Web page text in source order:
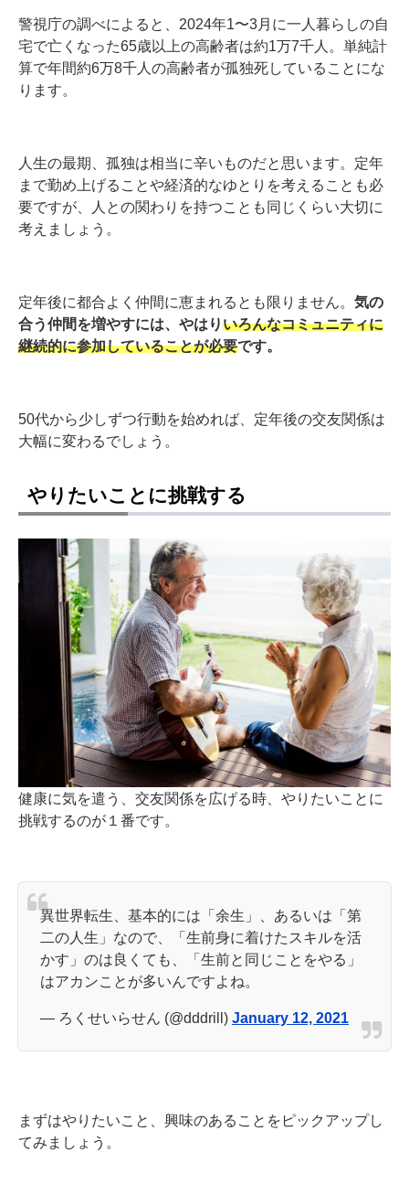
警視庁の調べによると、2024年1〜3月に一人暮らしの自
宅で亡くなった65歳以上の高齢者は約1万7千人。単純計
算で年間約6万8千人の高齢者が孤独死していることにな
ります。
人生の最期、孤独は相当に辛いものだと思います。定年
まで勤め上げることや経済的なゆとりを考えることも必
要ですが、人との関わりを持つことも同じくらい大切に
考えましょう。
定年後に都合よく仲間に恵まれるとも限りません。 気の
合う仲間を増やすには、やはりいろんなコミュニティに
継続的に参加していることが必要です。
50代から少しずつ行動を始めれば、定年後の交友関係は
大幅に変わるでしょう。
やりたいことに挑戦する
健康に気を遣う、交友関係を広げる時、やりたいことに
挑戦するのが１番です。
異世界転生、基本的には「余生」、あるいは「第
二の人生」なので、「生前身に着けたスキルを活
かす」のは良くても、「生前と同じことをやる」
はアカンことが多いんですよね。
— ろくせいらせん (@dddrill) January 12, 2021
まずはやりたいこと、興味のあることをピックアップし
てみましょう。